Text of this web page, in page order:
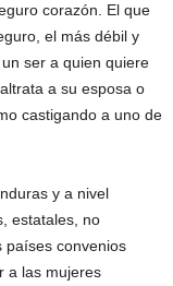
corazón. El que
el más débil y
ser a quien quiere
a su esposa o
castigando a uno de
y a nivel
estatales, no
países convenios
a las mujeres